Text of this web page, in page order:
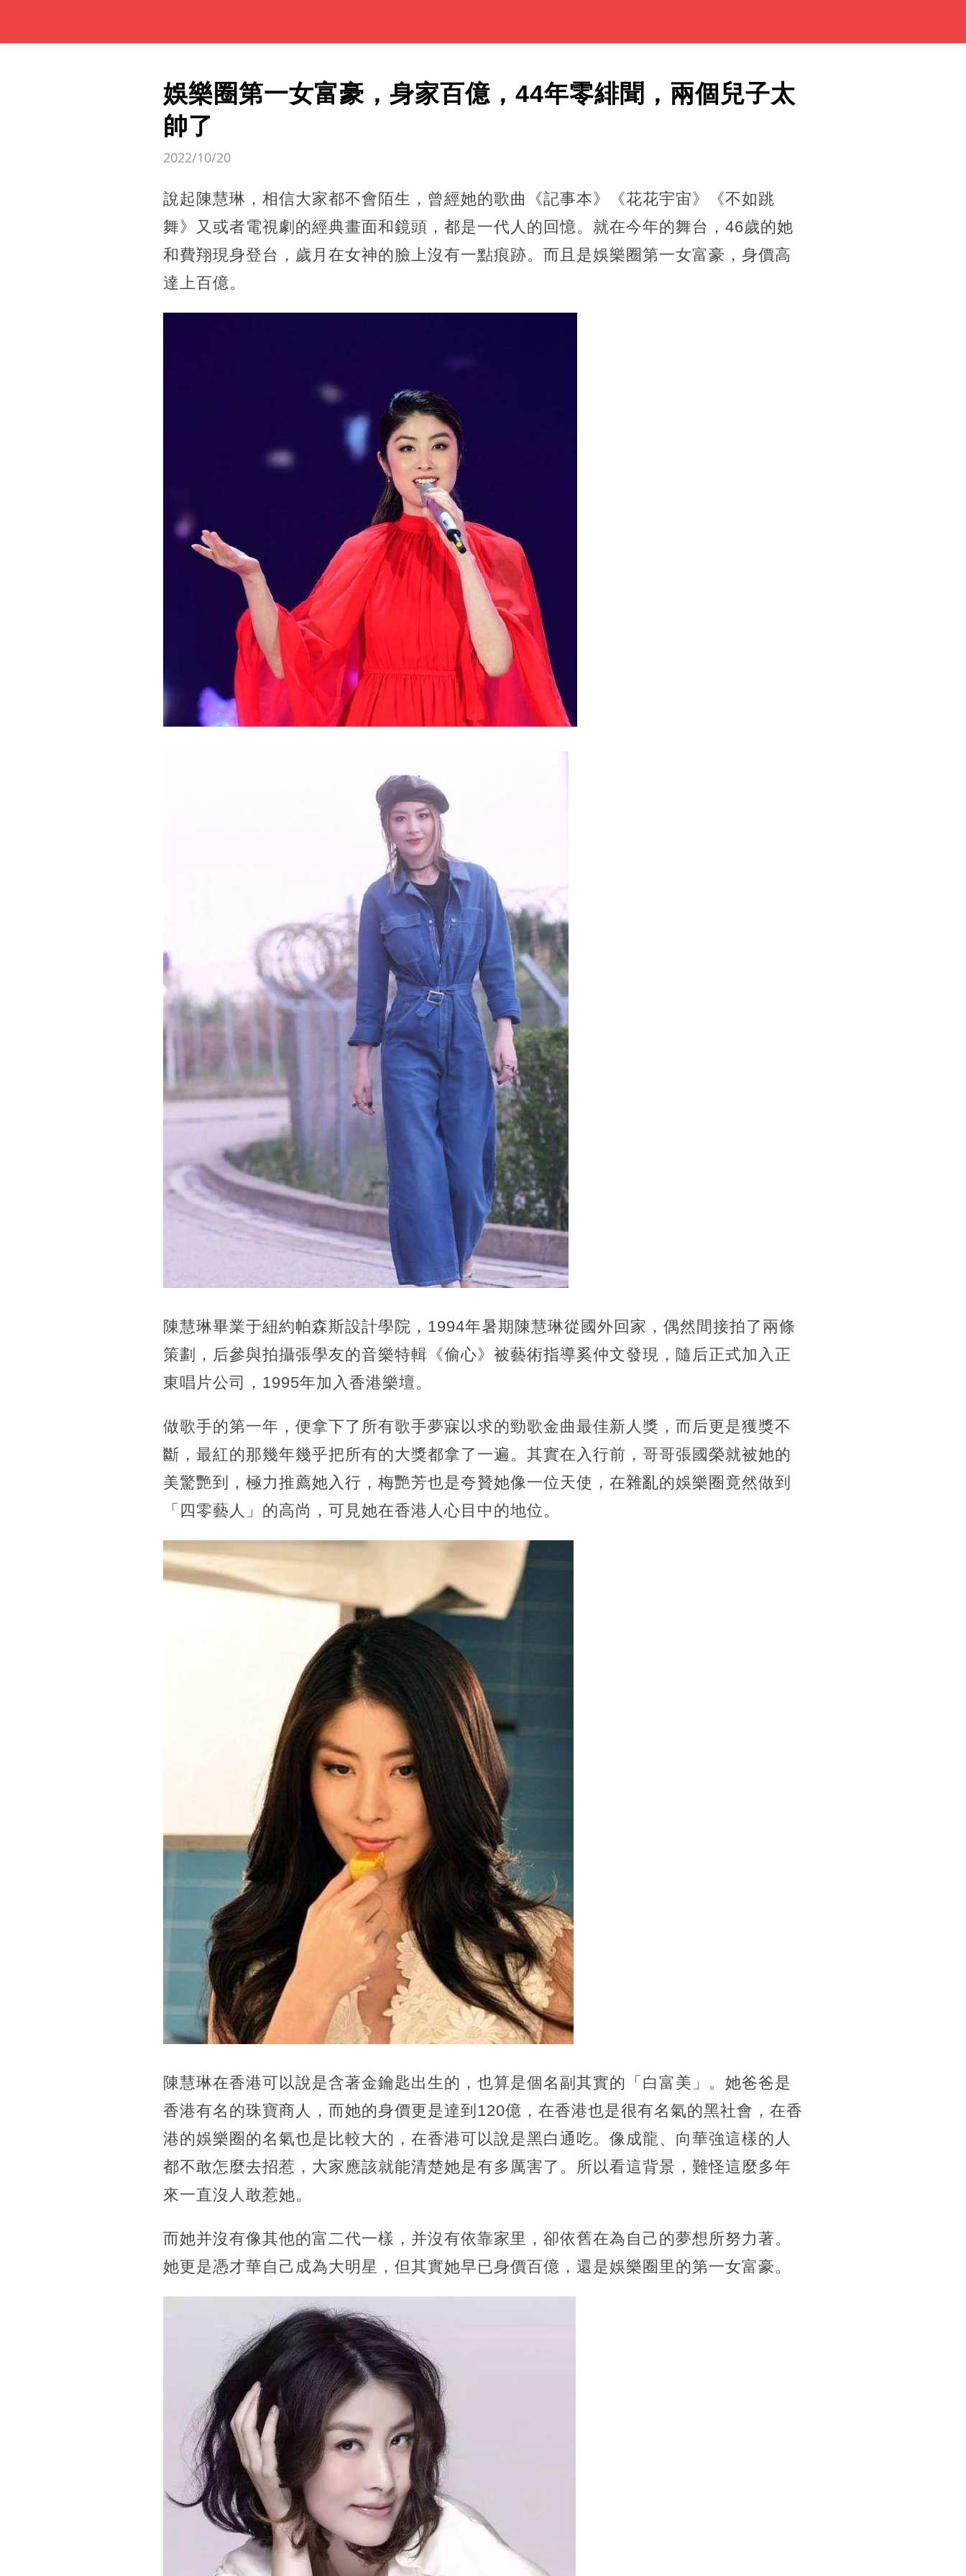
娛樂圈第一女富豪，身家百億，44年零緋聞，兩個兒子太
帥了
2022/10/20
說起陳慧琳，相信大家都不會陌生，曾經她的歌曲《記事本》《花花宇宙》《不如跳
舞》又或者電視劇的經典畫面和鏡頭，都是一代人的回憶。就在今年的舞台，46歲的她
和費翔現身登台，歲月在女神的臉上沒有一點痕跡。而且是娛樂圈第一女富豪，身價高
達上百億。
陳慧琳畢業于紐約帕森斯設計學院，1994年暑期陳慧琳從國外回家，偶然間接拍了兩條
策劃，后參與拍攝張學友的音樂特輯《偷心》被藝術指導奚仲文發現，隨后正式加入正
東唱片公司，1995年加入香港樂壇。
做歌手的第一年，便拿下了所有歌手夢寐以求的勁歌金曲最佳新人獎，而后更是獲獎不
斷，最紅的那幾年幾乎把所有的大獎都拿了一遍。其實在入行前，哥哥張國榮就被她的
美驚艷到，極力推薦她入行，梅艷芳也是夸贊她像一位天使，在雜亂的娛樂圈竟然做到
「四零藝人」的高尚，可見她在香港人心目中的地位。
陳慧琳在香港可以說是含著金鑰匙出生的，也算是個名副其實的「白富美」。她爸爸是
香港有名的珠寶商人，而她的身價更是達到120億，在香港也是很有名氣的黑社會，在香
港的娛樂圈的名氣也是比較大的，在香港可以說是黑白通吃。像成龍、向華強這樣的人
都不敢怎麼去招惹，大家應該就能清楚她是有多厲害了。所以看這背景，難怪這麼多年
來一直沒人敢惹她。
而她并沒有像其他的富二代一樣，并沒有依靠家里，卻依舊在為自己的夢想所努力著。
她更是憑才華自己成為大明星，但其實她早已身價百億，還是娛樂圈里的第一女富豪。